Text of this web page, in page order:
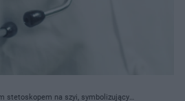
stetoskopem na szyi, symbolizujący